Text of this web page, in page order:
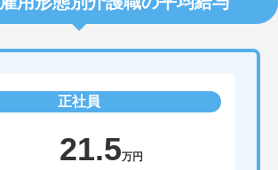
正社員
21.5万円